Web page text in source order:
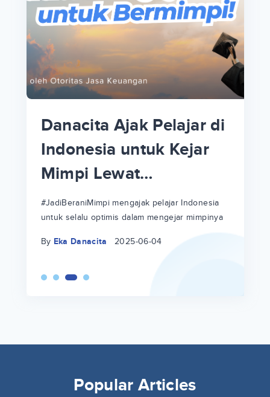
Danacita Ajak Pelajar di
Indonesia untuk Kejar
Mimpi Lewat
#JadiBeraniMimpi
#JadiBeraniMimpi mengajak pelajar Indonesia
untuk selalu optimis dalam mengejar mimpinya
By Eka Danacita 2025-06-04
Popular Articles